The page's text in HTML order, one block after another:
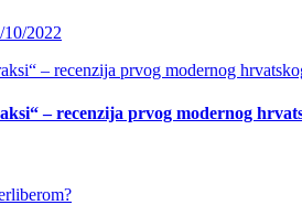
10/2022
– recenzija prvog modernog